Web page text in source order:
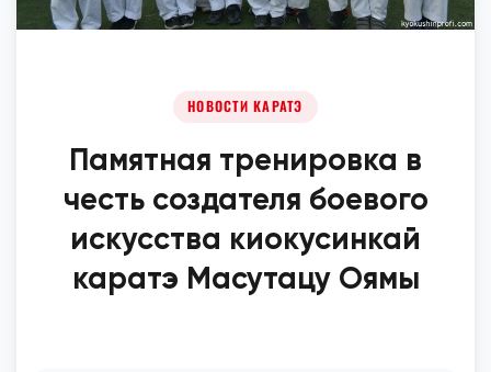
НОВОСТИ КАРАТЭ
Памятная тренировка в
честь создателя боевого
искусства киокусинкай
каратэ Масутацу Оямы